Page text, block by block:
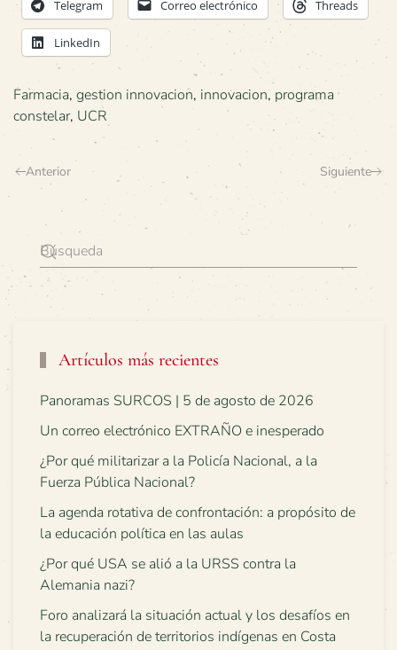
Telegram Correo electrónico Threads
LinkedIn
Farmacia, gestion innovacion, innovacion, programa
constelar, UCR
Anterior Siguiente
Artículos más recientes
Panoramas SURCOS | 5 de agosto de 2026
Un correo electrónico EXTRAÑO e inesperado
¿Por qué militarizar a la Policía Nacional, a la
Fuerza Pública Nacional?
La agenda rotativa de confrontación: a propósito de
la educación política en las aulas
¿Por qué USA se alió a la URSS contra la
Alemania nazi?
Foro analizará la situación actual y los desafíos en
la recuperación de territorios indígenas en Costa